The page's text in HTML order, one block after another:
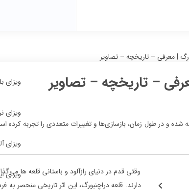
ویزای
ویزای
ویزای
ویزای
| معرفی – تاریخچه – تصاویر
– تاریخچه – تصاویر
شده و در طول زمان، بازسازی‌ها و تغییرات متعددی را تجربه کرده
وقتی قدم در دنیای رازآلود و باستانی قلعه ها
دارند. قلعه دراچنبورگ، این اثر تاریخی منحصر به